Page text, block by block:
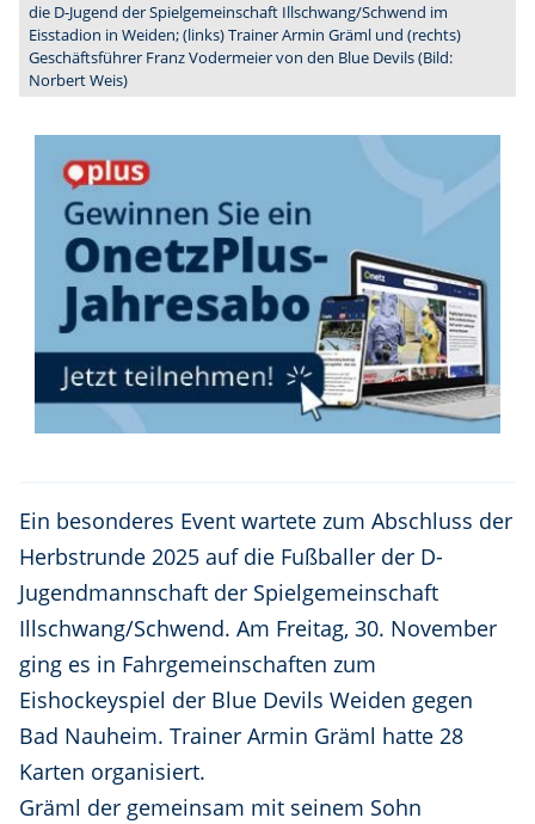
die D-Jugend der Spielgemeinschaft Illschwang/Schwend im
Eisstadion in Weiden; (links) Trainer Armin Gräml und (rechts)
Geschäftsführer Franz Vodermeier von den Blue Devils (Bild:
Norbert Weis)
Ein besonderes Event wartete zum Abschluss der
Herbstrunde 2025 auf die Fußballer der D-
Jugendmannschaft der Spielgemeinschaft
Illschwang/Schwend. Am Freitag, 30. November
ging es in Fahrgemeinschaften zum
Eishockeyspiel der Blue Devils Weiden gegen
Bad Nauheim. Trainer Armin Gräml hatte 28
Karten organisiert.
Gräml der gemeinsam mit seinem Sohn